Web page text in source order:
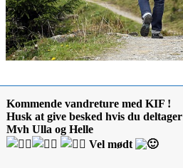
Kommende vandreture med KIF !
Husk at give besked hvis du deltager
Mvh Ulla og Helle
Vel mødt